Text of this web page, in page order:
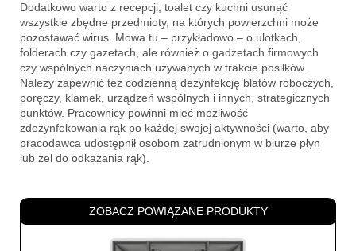
Dodatkowo warto z recepcji, toalet czy kuchni usunąć
wszystkie zbędne przedmioty, na których powierzchni może
pozostawać wirus. Mowa tu – przykładowo – o ulotkach,
folderach czy gazetach, ale również o gadżetach firmowych
czy wspólnych naczyniach używanych w trakcie posiłków.
Należy zapewnić też codzienną dezynfekcję blatów roboczych,
poręczy, klamek, urządzeń wspólnych i innych, strategicznych
punktów. Pracownicy powinni mieć możliwość
zdezynfekowania rąk po każdej swojej aktywności (warto, aby
pracodawca udostępnił osobom zatrudnionym w biurze płyn
lub żel do odkażania rąk).
ZOBACZ POWIĄZANE PRODUKTY